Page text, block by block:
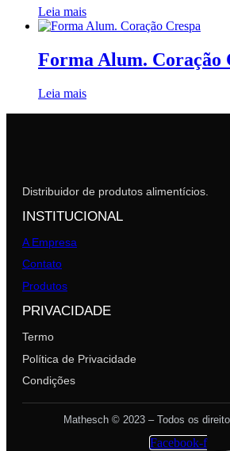
Leia mais
Forma Alum. Coração
Leia mais
Distribuidor de produtos alimentícios.
INSTITUCIONAL
A Empresa
Contato
Produtos
PRIVACIDADE
Termo
Política de Privacidade
Condições
Mathesch © 2023 – Todos os
Facebook-f